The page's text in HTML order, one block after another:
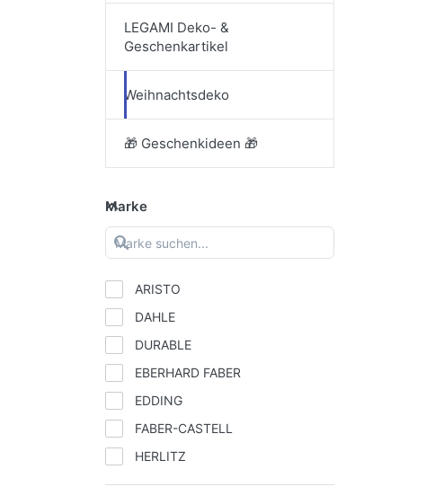
LEGAMI Deko- &
Geschenkartikel
Weihnachtsdeko
🎁 Geschenkideen 🎁
Marke
ARISTO
DAHLE
DURABLE
EBERHARD FABER
EDDING
FABER-CASTELL
HERLITZ
IDENA